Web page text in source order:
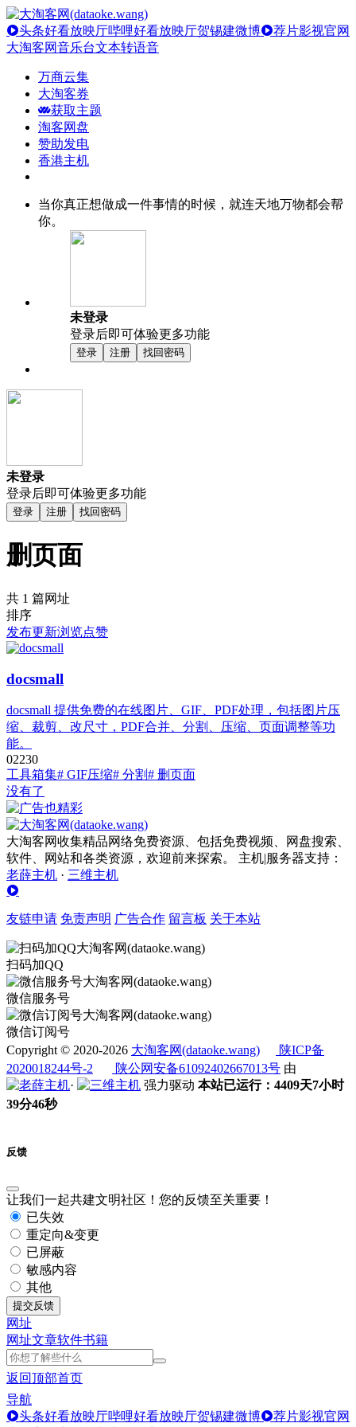
头条好看放映厅哔哩好看放映厅贺锡建微博
荐片影视官网
大淘客网音乐台文本转语音
万商云集
大淘客券
获取主题
淘客网盘
赞助发电
香港主机
当你真正想做成一件事情的时候，就连天地万物都会帮
你。
未登录
登录后即可体验更多功能
登录 注册 找回密码
未登录
登录后即可体验更多功能
登录 注册 找回密码
删页面
共 1 篇网址
排序
发布更新浏览点赞
docsmall
docsmall 提供免费的在线图片、GIF、PDF处理，包括图片压
缩、裁剪、改尺寸，PDF合并、分割、压缩、页面调整等功
能。
02230
工具箱集# GIF压缩# 分割# 删页面
没有了
大淘客网收集精品网络免费资源、包括免费视频、网盘搜索、
软件、网站和各类资源，欢迎前来探索。 主机|服务器支持：
老薛主机 · 三维主机
友链申请 免责声明 广告合作 留言板 关于本站
扫码加QQ
微信服务号
微信订阅号
Copyright © 2020-2026 大淘客网(dataoke.wang)
陕ICP备
2020018244号-2
陕公网安备61092402667013号 由
·
强力驱动 本站已运行：4409天7小时
39分46秒
反馈
让我们一起共建文明社区！您的反馈至关重要！
已失效
重定向&变更
已屏蔽
敏感内容
其他
提交反馈
网址
网址文章软件书籍
返回顶部首页
导航
头条好看放映厅哔哩好看放映厅贺锡建微博
荐片影视官网